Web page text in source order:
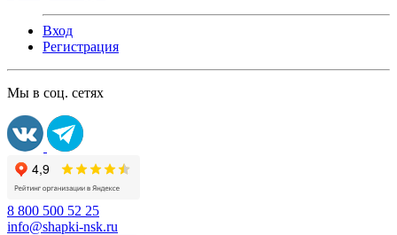
Вход
Регистрация
Мы в соц. сетях
8 800 500 52 25
info@shapki-nsk.ru